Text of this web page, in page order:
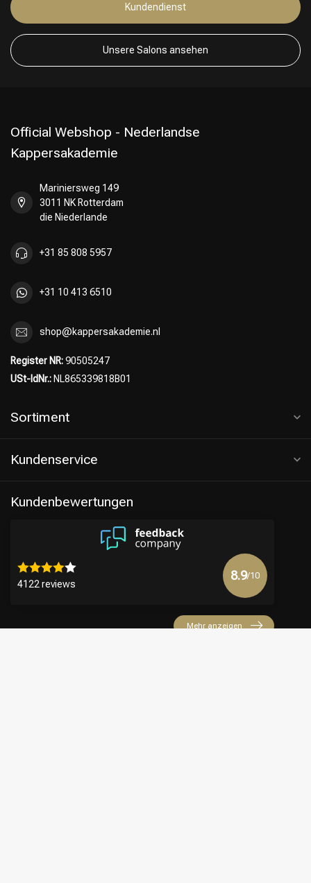
Kundendienst
Unsere Salons ansehen
Official Webshop - Nederlandse
Kappersakademie
Mariniersweg 149
3011 NK Rotterdam
die Niederlande
+31 85 808 5957
+31 10 413 6510
shop@kappersakademie.nl
Register NR:90505247
USt-IdNr.: NL865339818B01
Sortiment
Kundenservice
Kundenbewertungen
4122 reviews
8.9/10
Mehr anzeigen